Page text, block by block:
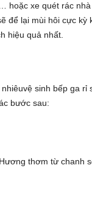
hoặcxe quét rác nhà
để lại mùi hôi cực kỳ
hiệu quả nhất.
nhiêuvệ sinh bếp ga rỉ
bước sau:
thơm từ chanh